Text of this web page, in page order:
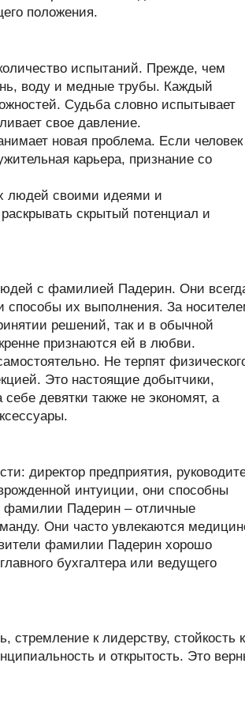
положения.
испытаний. Прежде, чем
воду и медные трубы. Каждый
Судьба словно испытывает
свое давление.
новая проблема. Если человек
карьера, признание со
людей своими идеями и
скрытый потенциал и
с фамилией Падерин. Они
способы их выполнения. За
решений, так и в обычной
признаются ей в любви.
Не терпят
Это настоящие добытчики,
девятки также не экономят, а
директор предприятия,
интуиции, они способны
фамилии Падерин – отличные
Они часто увлекаются
фамилии Падерин хорошо
бухгалтера или ведущего
к лидерству, стойкость к
и открытость. Это